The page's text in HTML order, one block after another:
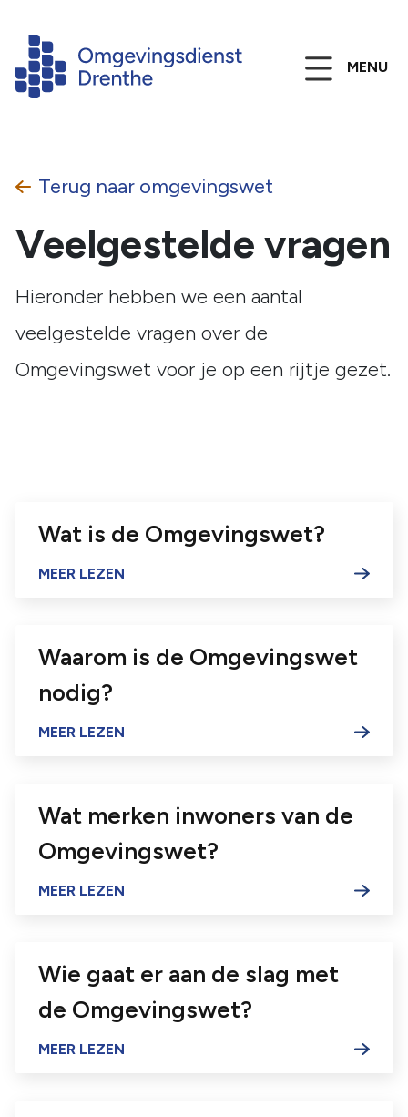
MENU
Terug naar omgevingswet
Veelgestelde vragen
Hieronder hebben we een aantal
veelgestelde vragen over de
Omgevingswet voor je op een rijtje gezet.
Wat is de Omgevingswet?
Waarom is de Omgevingswet
nodig?
Wat merken inwoners van de
Omgevingswet?
Wie gaat er aan de slag met
de Omgevingswet?